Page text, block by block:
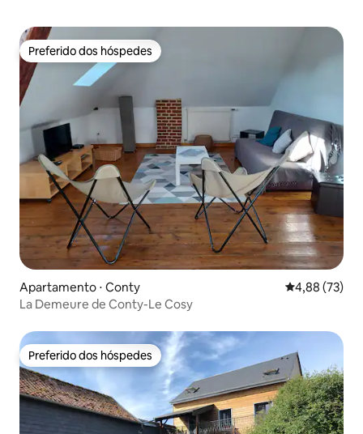
Preferido dos hóspedes
Preferido dos hóspedes
Apartamento ⋅ Conty 4,88 de uma
4,88 (73)
La Demeure de Conty-Le Cosy
Preferido dos hóspedes
Preferido dos hóspedes